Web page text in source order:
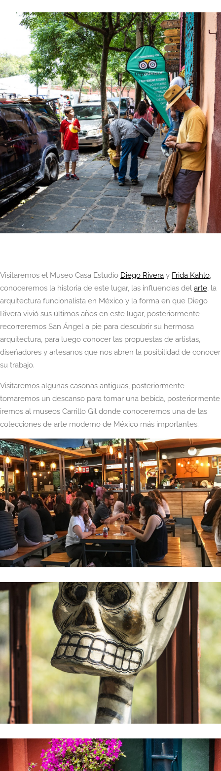
Visitaremos el Museo Casa Estudio Diego Rivera y Frida Kahlo,
conoceremos la historia de este lugar, las influencias del arte, la
arquitectura funcionalista en México y la forma en que Diego
Rivera vivió sus últimos años en este lugar, posteriormente
recorreremos San Ángel a pie para descubrir su hermosa
arquitectura, para luego conocer las propuestas de artistas,
diseñadores y artesanos que nos abren la posibilidad de conocer
su trabajo.
Visitaremos algunas casonas antiguas, posteriormente
tomaremos un descanso para tomar una bebida, posteriormente
iremos al museos Carrillo Gil donde conoceremos una de las
colecciones de arte moderno de México más importantes.